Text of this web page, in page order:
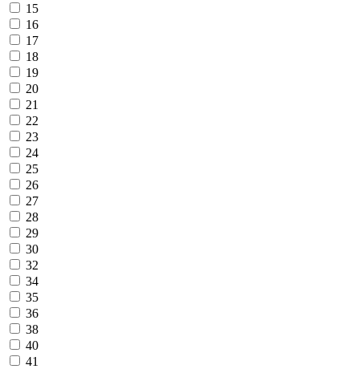
15
16
17
18
19
20
21
22
23
24
25
26
27
28
29
30
32
34
35
36
38
40
41